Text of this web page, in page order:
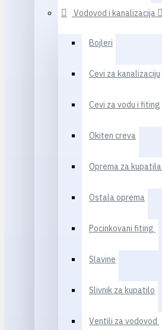
Vodovod i kanalizacija
Bojleri
Cevi za kanalizaciju
Cevi za vodu i fiting
Okiten creva
Oprema za kupatila
Ostala oprema
Pocinkovani fiting
Slavine
Slivnik za kupatilo
Ventili za vodovod